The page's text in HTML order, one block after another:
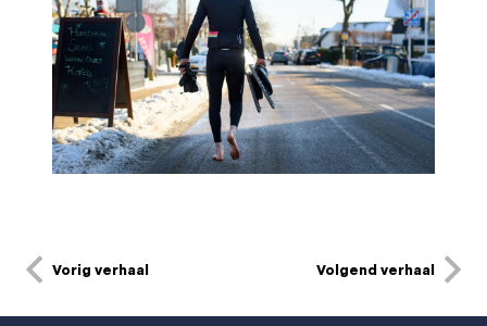
Vorig verhaal Volgend verhaal